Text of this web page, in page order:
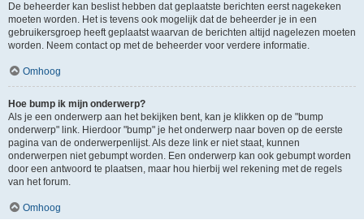
De beheerder kan beslist hebben dat geplaatste berichten eerst nagekeken
moeten worden. Het is tevens ook mogelijk dat de beheerder je in een
gebruikersgroep heeft geplaatst waarvan de berichten altijd nagelezen moeten
worden. Neem contact op met de beheerder voor verdere informatie.
Omhoog
Hoe bump ik mijn onderwerp?
Als je een onderwerp aan het bekijken bent, kan je klikken op de "bump
onderwerp" link. Hierdoor "bump" je het onderwerp naar boven op de eerste
pagina van de onderwerpenlijst. Als deze link er niet staat, kunnen
onderwerpen niet gebumpt worden. Een onderwerp kan ook gebumpt worden
door een antwoord te plaatsen, maar hou hierbij wel rekening met de regels
van het forum.
Omhoog